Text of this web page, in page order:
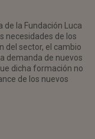
de la Fundación Luca
necesidades de los
del sector, el cambio
demanda de nuevos
dicha formación no
de los nuevos